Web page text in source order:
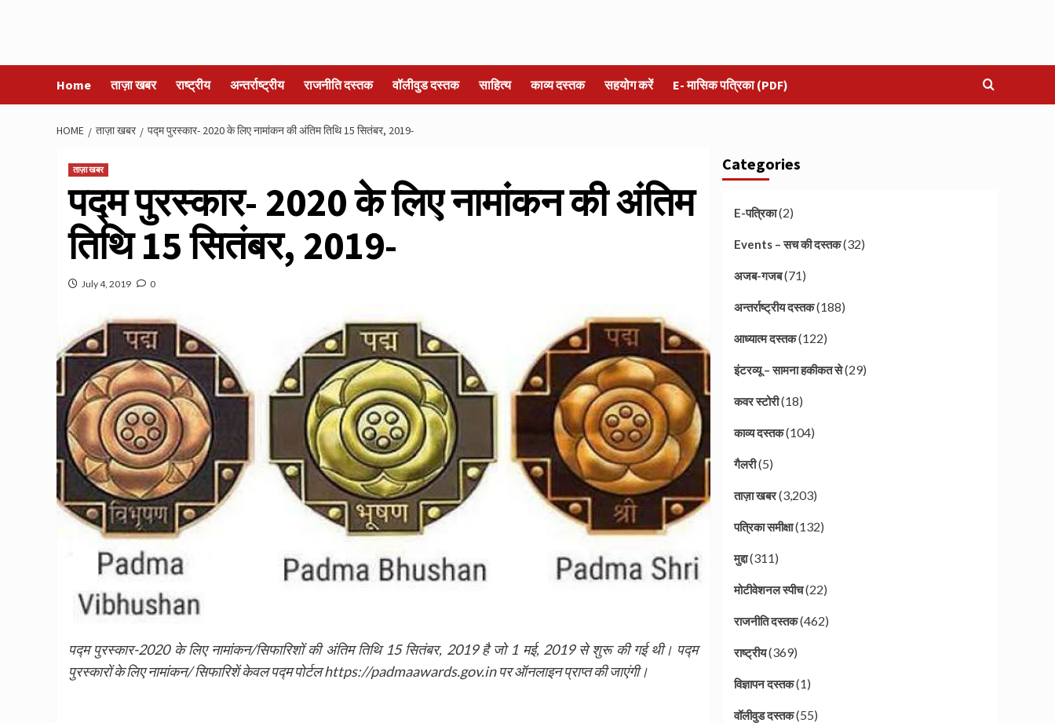
Home ताज़ा खबर राष्ट्रीय अन्तर्राष्ट्रीय राजनीति दस्तक वॉलीवुड दस्तक साहित्य काव्य दस्तक सहयोग करें E- मासिक पत्रिका (PDF)
HOME ताज़ा खबर पद्म पुरस्कार- 2020 के लिए नामांकन की अंतिम तिथि 15 सितंबर, 2019-
ताज़ा खबर
पद्म पुरस्कार- 2020 के लिए नामांकन की अंतिम
तिथि 15 सितंबर, 2019-
July 4, 2019 0
पद्म पुरस्कार-2020 के लिए नामांकन/सिफारिशों की अंतिम तिथि 15 सितंबर, 2019 है जो 1 मई, 2019 से शुरू की गई थी। पद्म
पुरस्कारों के लिए नामांकन/ सिफारिशें केवल पद्म पोर्टल https://padmaawards.gov.in पर ऑनलाइन प्राप्त की जाएंगी।
Categories
E-पत्रिका(2)
Events – सच की दस्तक(32)
अजब-गजब(71)
अन्तर्राष्ट्रीय दस्तक(188)
आध्यात्म दस्तक(122)
इंटरव्यू – सामना हकीकत से(29)
कवर स्टोरी(18)
काव्य दस्तक(104)
गैलरी(5)
ताज़ा खबर(3,203)
पत्रिका समीक्षा(132)
मुद्दा(311)
मोटीवेशनल स्पीच(22)
राजनीति दस्तक(462)
राष्ट्रीय(369)
विज्ञापन दस्तक(1)
वॉलीवुड दस्तक(55)